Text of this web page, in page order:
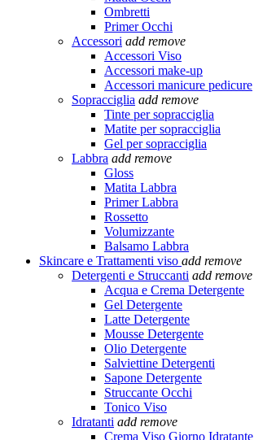
Ombretti
Primer Occhi
Accessori add remove
Accessori Viso
Accessori make-up
Accessori manicure pedicure
Sopracciglia add remove
Tinte per sopracciglia
Matite per sopracciglia
Gel per sopracciglia
Labbra add remove
Gloss
Matita Labbra
Primer Labbra
Rossetto
Volumizzante
Balsamo Labbra
Skincare e Trattamenti viso add remove
Detergenti e Struccanti add remove
Acqua e Crema Detergente
Gel Detergente
Latte Detergente
Mousse Detergente
Olio Detergente
Salviettine Detergenti
Sapone Detergente
Struccante Occhi
Tonico Viso
Idratanti add remove
Crema Viso Giorno Idratante